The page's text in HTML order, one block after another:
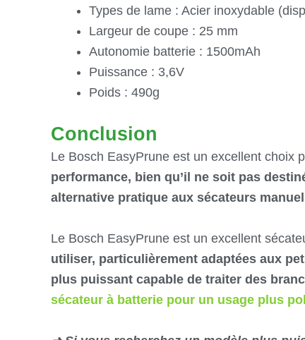
Types de lame : Acier inoxydable
Largeur de coupe : 25 mm
Autonomie batterie : 1500mAh
Puissance : 3,6V
Poids : 490g
Conclusion
Le Bosch EasyPrune est un excellent choix
performance, bien qu’il ne soit pas
alternative pratique aux sécateurs
Le Bosch EasyPrune est un excellent
utiliser, particulièrement adaptées aux
plus puissant capable de traiter des
sécateur à batterie pour un usage plus